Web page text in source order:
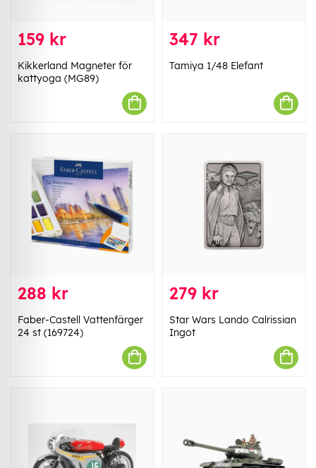
159 kr
Kikkerland Magneter för
kattyoga (MG89)
347 kr
Tamiya 1/48 Elefant
288 kr
Faber-Castell Vattenfärger
24 st (169724)
279 kr
Star Wars Lando Calrissian
Ingot